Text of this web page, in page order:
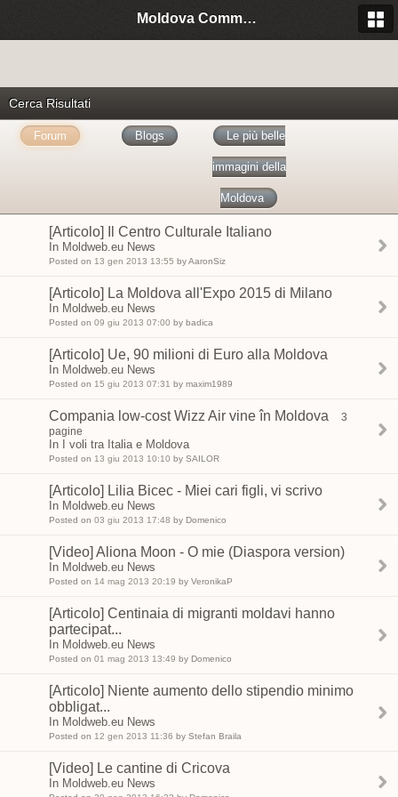
Moldova Community Italia
Cerca Risultati
Forum Blogs Le più belle
immagini della
Moldova
[Articolo] Il Centro Culturale Italiano
In Moldweb.eu News
Posted on 13 gen 2013 13:55 by AaronSiz
[Articolo] La Moldova all'Expo 2015 di Milano
In Moldweb.eu News
Posted on 09 giu 2013 07:00 by badica
[Articolo] Ue, 90 milioni di Euro alla Moldova
In Moldweb.eu News
Posted on 15 giu 2013 07:31 by maxim1989
Compania low-cost Wizz Air vine în Moldova
3
pagine
In I voli tra Italia e Moldova
Posted on 13 giu 2013 10:10 by SAILOR
[Articolo] Lilia Bicec - Miei cari figli, vi scrivo
In Moldweb.eu News
Posted on 03 giu 2013 17:48 by Domenico
[Video] Aliona Moon - O mie (Diaspora version)
In Moldweb.eu News
Posted on 14 mag 2013 20:19 by VeronikaP
[Articolo] Centinaia di migranti moldavi hanno
partecipat...
In Moldweb.eu News
Posted on 01 mag 2013 13:49 by Domenico
[Articolo] Niente aumento dello stipendio minimo
obbligat...
In Moldweb.eu News
Posted on 12 gen 2013 11:36 by Stefan Braila
[Video] Le cantine di Cricova
In Moldweb.eu News